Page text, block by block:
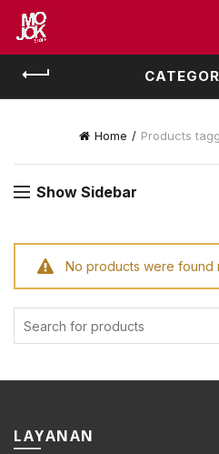
Home Products
Show Sidebar
No products were found
LAYANAN